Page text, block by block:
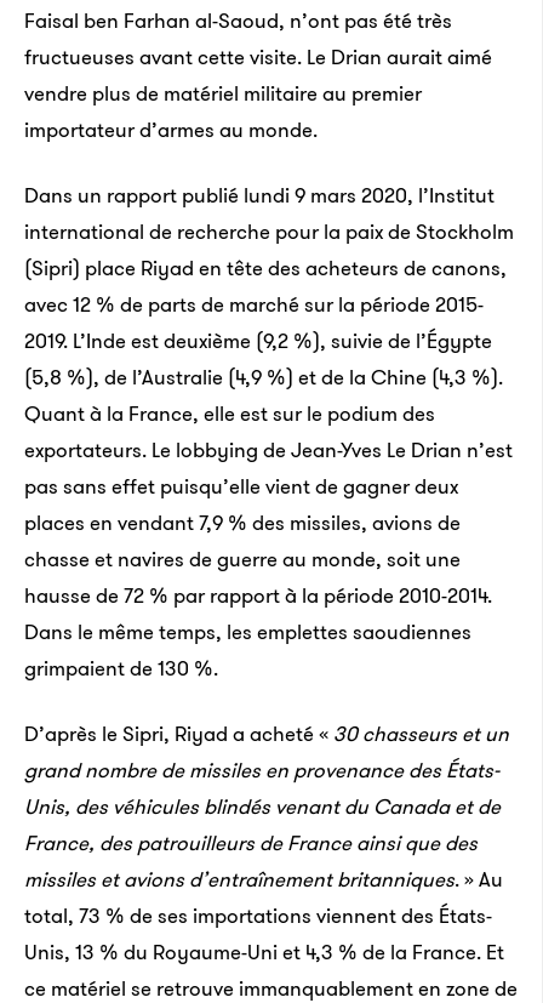
Faisal ben Farhan al-Saoud, n’ont pas été très
fructueuses avant cette visite. Le Drian aurait aimé
vendre plus de matériel militaire au premier
importateur d’armes au monde.
Dans un rapport publié lundi 9 mars 2020, l’Institut
international de recherche pour la paix de Stockholm
(Sipri) place Riyad en tête des acheteurs de canons,
avec 12 % de parts de marché sur la période 2015-
2019. L’Inde est deuxième (9,2 %), suivie de l’Égypte
(5,8 %), de l’Australie (4,9 %) et de la Chine (4,3 %).
Quant à la France, elle est sur le podium des
exportateurs. Le lobbying de Jean-Yves Le Drian n’est
pas sans effet puisqu’elle vient de gagner deux
places en vendant 7,9 % des missiles, avions de
chasse et navires de guerre au monde, soit une
hausse de 72 % par rapport à la période 2010-2014.
Dans le même temps, les emplettes saoudiennes
grimpaient de 130 %.
D’après le Sipri, Riyad a acheté « 30 chasseurs et un
grand nombre de missiles en provenance des États-
Unis, des véhicules blindés venant du Canada et de
France, des patrouilleurs de France ainsi que des
missiles et avions d’entraînement britanniques. » Au
total, 73 % de ses importations viennent des États-
Unis, 13 % du Royaume-Uni et 4,3 % de la France. Et
ce matériel se retrouve immanquablement en zone de